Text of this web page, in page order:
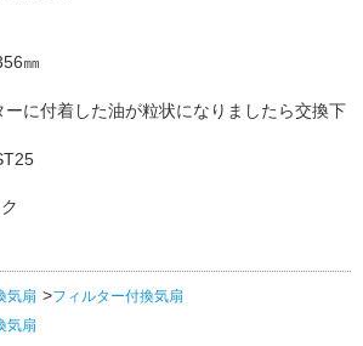
㎜
ーに付着した油が粒状になりましたら交換下
気扇
フィルター付換気扇
気扇